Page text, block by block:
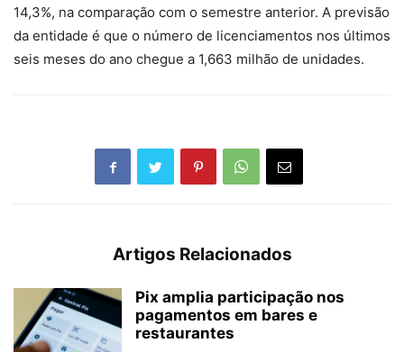
14,3%, na comparação com o semestre anterior. A previsão
da entidade é que o número de licenciamentos nos últimos
seis meses do ano chegue a 1,663 milhão de unidades.
Artigos Relacionados
Pix amplia participação nos
pagamentos em bares e
restaurantes